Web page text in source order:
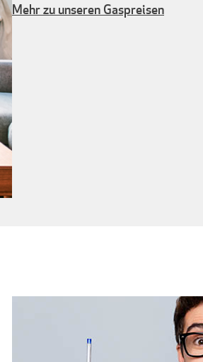
Mehr zu unseren Gaspreisen